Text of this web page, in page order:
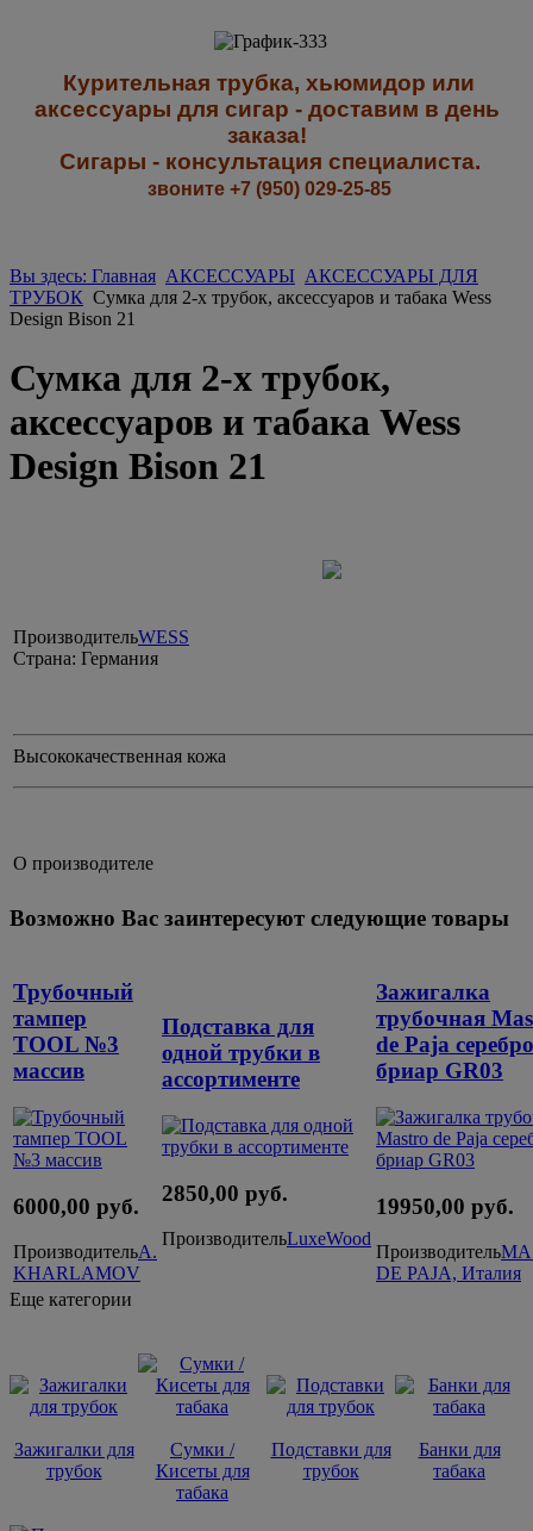
Курительная трубка, хьюмидор или
аксессуары для сигар - доставим в день
заказа!
Сигары - консультация специалиста.
звоните +7 (950) 029-25-85
Вы здесь: Главная АКСЕССУАРЫ АКСЕССУАРЫ ДЛЯ
ТРУБОК Сумка для 2-х трубок, аксессуаров и табака Wess
Design Bison 21
Сумка для 2-х трубок,
аксессуаров и табака Wess
Design Bison 21
ПроизводительWESS
Страна: Германия
Высококачественная кожа
О производителе
Возможно Вас заинтересуют следующие товары
Трубочный
тампер
TOOL №3
массив
6000,00 руб.
ПроизводительA.
KHARLAMOV
Подставка для
одной трубки в
ассортименте
2850,00 руб.
ПроизводительLuxeWood
Зажигалка
трубочная
de Paja
бриар GR03
19950,00 руб.
Производитель
DE PAJA, Италия
Еще категории
Зажигалки для
трубок
Сумки /
Кисеты для
табака
Подставки для
трубок
Банки для
табака